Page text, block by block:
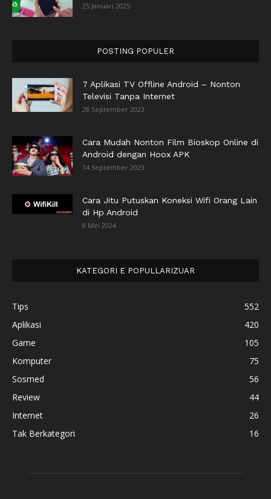
25 Januari 2025
POSTING POPULER
7 Aplikasi TV Offline Android – Nonton
Televisi Tanpa Internet
28 September 2023
Cara Mudah Nonton Film Bioskop Online di
Android dengan Hoox APK
14 September 2023
Cara Jitu Putuskan Koneksi Wifi Orang Lain
di Hp Android
8 Mei 2024
KATEGORI E POPULLARIZUAR
Tips
552
Aplikasi
420
Game
105
Komputer
75
Sosmed
56
Review
44
Internet
26
Tak Berkategori
16